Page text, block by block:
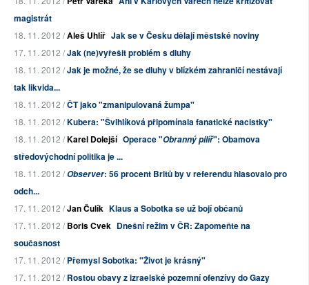
magistrát
18. 11. 2012 /Aleš Uhlíř Jak se v Česku dělají městské noviny
17. 11. 2012 /Jak (ne)vyřešit problém s dluhy
18. 11. 2012 /Jak je možné, že se dluhy v blízkém zahraničí nestávají
tak likvida...
18. 11. 2012 /ČT jako "zmanipulovaná žumpa"
18. 11. 2012 /Kubera: "Švihlíková připomínala fanatické nacistky"
18. 11. 2012 /Karel Dolejší Operace "Obranný pilíř": Obamova
středovýchodní politika je ...
18. 11. 2012 /Observer: 56 procent Britů by v referendu hlasovalo pro
odch...
17. 11. 2012 /Jan Čulík Klaus a Sobotka se už bojí občanů
17. 11. 2012 /Boris Cvek Dnešní režim v ČR: Zapomeňte na
současnost
17. 11. 2012 /Přemysl Sobotka: "Život je krásný"
17. 11. 2012 /Rostou obavy z izraelské pozemní ofenzívy do Gazy